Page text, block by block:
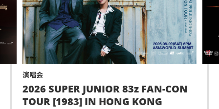
不准携带及使用任何遥控飞行设备或玩具(如：模型直
升机、无人驾驶飞机)。
演出可能会有强光、闪光或烟雾效果，如观众感到不
适或需要协助，请尽快通知现场医疗或保安人员。
严禁炒卖门票。门票如已被使用或转售、分享予他人
或作其他商业用途，亚洲国际博览馆管理有限公司及
主办机构将保留取消该门票之决定权。
演唱会
2026 SUPER JUNIOR 83z FAN-CON
TOUR [1983] IN HONG KONG